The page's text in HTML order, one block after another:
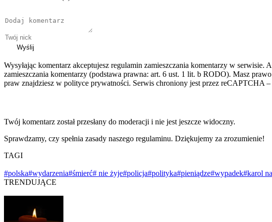
Wyślij
Wysyłając komentarz akceptujesz regulamin zamieszczania komentarzy w
zamieszczania komentarzy (podstawa prawna: art. 6 ust. 1 lit. b RODO). Masz
praw znajdziesz w polityce prywatności. Serwis chroniony jest przez reCAPTCHA
Twój komentarz został przesłany do moderacji i nie jest jeszcze widoczny.
Sprawdzamy, czy spełnia zasady naszego regulaminu. Dziękujemy za zrozumienie!
TAGI
#polska#wydarzenia#śmierć# nie żyje#policja#polityka#pieniądze#wypadek#karol
TRENDUJĄCE